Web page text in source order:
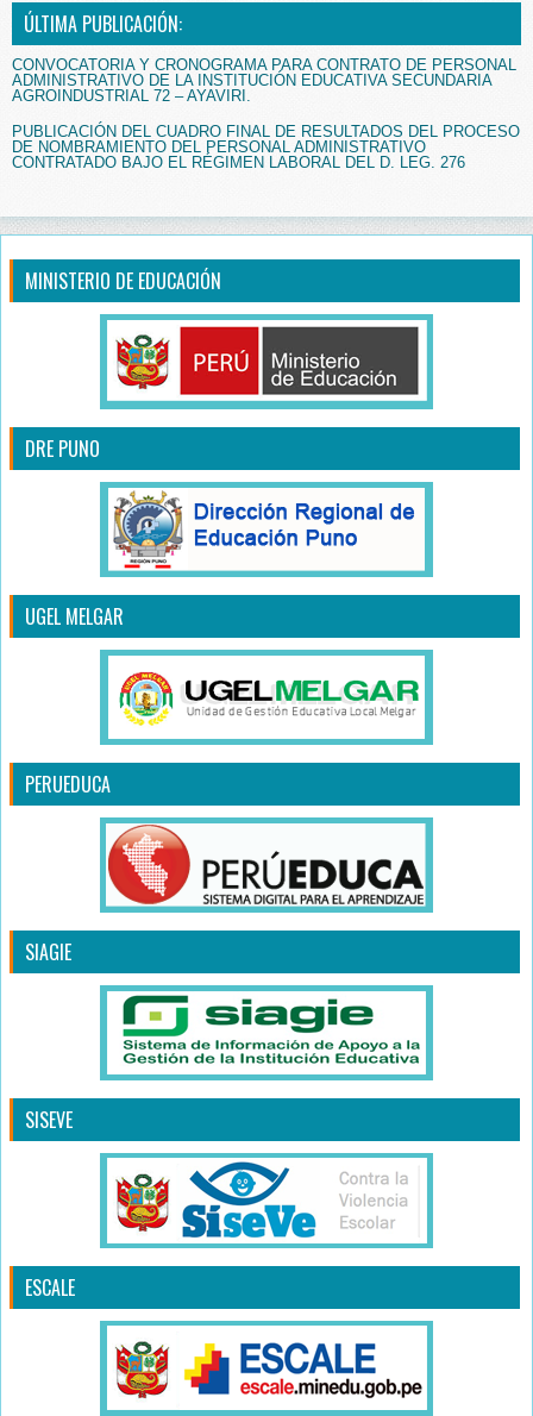
ÚLTIMA PUBLICACIÓN:
CONVOCATORIA Y CRONOGRAMA PARA CONTRATO DE PERSONAL
ADMINISTRATIVO DE LA INSTITUCIÓN EDUCATIVA SECUNDARIA
AGROINDUSTRIAL 72 – AYAVIRI.
PUBLICACIÓN DEL CUADRO FINAL DE RESULTADOS DEL PROCESO
DE NOMBRAMIENTO DEL PERSONAL ADMINISTRATIVO
CONTRATADO BAJO EL RÉGIMEN LABORAL DEL D. LEG. 276
MINISTERIO DE EDUCACIÓN
DRE PUNO
UGEL MELGAR
PERUEDUCA
SIAGIE
SISEVE
ESCALE